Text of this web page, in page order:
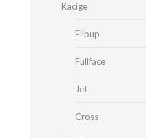
Kacige
Flipup
Fullface
Jet
Cross